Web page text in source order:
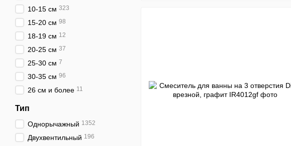
10-15 см 323
15-20 см 98
18-19 см 12
20-25 см 37
25-30 см 7
30-35 см 96
26 см и более 11
Тип
Однорычажный 1352
Двухвентильный 196